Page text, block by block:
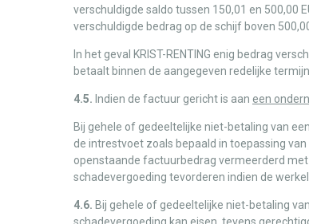
verschuldigde saldo tussen 150,01 en 500,00
verschuldigde bedrag op de schijf boven
In het geval KRIST-RENTING enig bedrag
betaalt binnen de aangegeven redelijke
4.5. Indien de factuur gericht is aan een
Bij gehele of gedeeltelijke niet-betaling van
de intrestvoet zoals bepaald in toepassing
openstaande factuurbedrag vermeerderd
schadevergoeding tevorderen indien de
4.6. Bij gehele of gedeeltelijke niet-betaling